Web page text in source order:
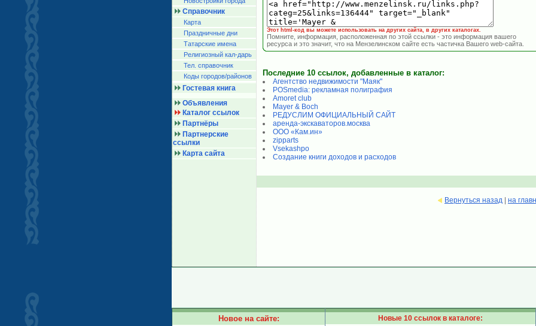
Справочник
Карта
Праздничные дни
Татарские имена
Религиозный кал-дарь
Тел. справочник
Коды городов/райoнов
Гостевая книга
Объявления
Каталог ссылок
Партнёры
Партнерские
ссылки
Карта сайта
Этот html-код вы можете использовать на других сайта, в других каталогах.
Помните, информация, расположенная по этой ссылки - это информация вашего
ресурса и это значит, что на Мензелинском сайте есть частичка Вашего web-сайта.
Последние 10 ссылок, добавленные в каталог:
Агентство недвижимости "Маяк"
POSmedia: рекламная полиграфия
Amoret club
Mayer & Boch
РЕДУСЛИМ ОФИЦИАЛЬНЫЙ САЙТ
аренда-экскаваторов.москва
ООО «Кам.ин»
zipparts
Vsekashpo
Создание книги доходов и расходов
Вернуться назад на
Новое на сайте: Новые 10 ссылок в каталоге: